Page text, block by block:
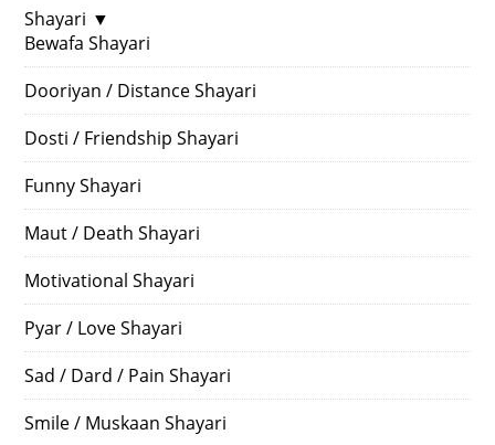
Shayari ▼
Bewafa Shayari
Dooriyan / Distance Shayari
Dosti / Friendship Shayari
Funny Shayari
Maut / Death Shayari
Motivational Shayari
Pyar / Love Shayari
Sad / Dard / Pain Shayari
Smile / Muskaan Shayari